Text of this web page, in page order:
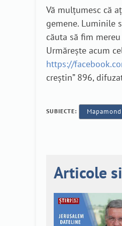
Vă mulțumesc că
gemene. Luminile
căuta să fim
Urmărește acum
https://
creștin” 896,
SUBIECTE:
Articole